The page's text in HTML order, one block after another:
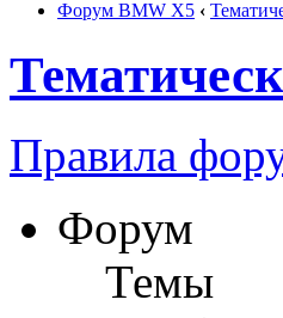
Форум BMW X5 ‹
Правила
Форум
Темы